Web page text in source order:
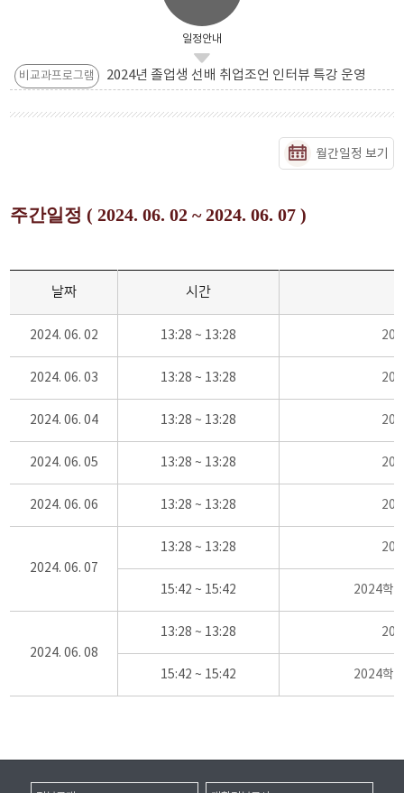
일정안내
비교과프로그램 2024년 졸업생 선배 취업조언 인터뷰 특강 운영
월간일정 보기
주간일정 ( 2024. 06. 02 ~ 2024. 06. 07 )
날짜 시간
2024. 06. 02 13:28 ~ 13:28
2024. 06. 03 13:28 ~ 13:28
2024. 06. 04 13:28 ~ 13:28
2024. 06. 05 13:28 ~ 13:28
2024. 06. 06 13:28 ~ 13:28
2024. 06. 07
13:28 ~ 13:28
15:42 ~ 15:42 2024학
2024. 06. 08
13:28 ~ 13:28
15:42 ~ 15:42 2024학